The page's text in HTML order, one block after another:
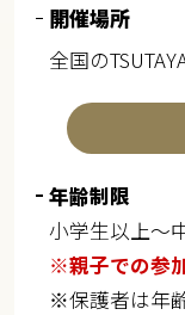
開催場所
全国の
年齢制限
小学生以上～
※親子での参
※保護者は年